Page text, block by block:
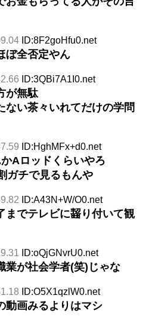
ID:8F2goHfu0.net
ぼ全否定やん
ID:3QBi7A1I0.net
が無駄
ない茶々いれてだけの学問
ID:HghMFx+d0.net
Aロッドくらいやろ
ガチで見るもんや
ID:A43N+W/O0.net
までテレビに齧り付いて観
ID:oQjGNvrU0.net
業が社会学者(笑)じゃな
ID:O5X1qzlW0.net
動画みるよりはマシ